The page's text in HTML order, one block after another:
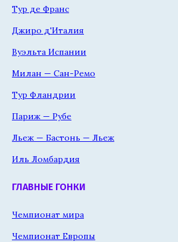
Тур де Франс
Джиро д'Италия
Вуэльта Испании
Милан — Сан-Ремо
Тур Фландрии
Париж — Рубе
Льеж — Бастонь — Льеж
Иль Ломбардия
ГЛАВНЫЕ ГОНКИ
Чемпионат мира
Чемпионат Европы